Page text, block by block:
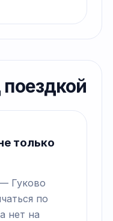
только
Гуково
по
нет на